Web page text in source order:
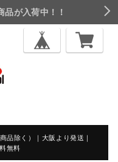
が入荷中！！
品除く）｜大阪より発送｜
無料